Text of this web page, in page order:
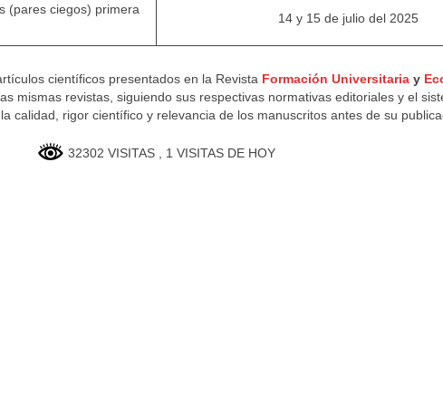
(pares ciegos) primera
14 y 15 de julio del 2025
científicos presentados en la Revista Formación Universitaria y
mismas revistas, siguiendo sus respectivas normativas editoriales y el
calidad, rigor científico y relevancia de los manuscritos antes de su
32302 VISITAS , 1 VISITAS DE HOY